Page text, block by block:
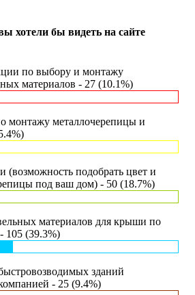
хотели бы видеть на сайте
по выбору и монтажу
материалов - 27 (10.1%)
монтажу металлочерепицы и
(возможность подобрать цвет и
под ваш дом) - 50 (18.7%)
материалов для крыши по
105 (39.3%)
зданий
- 25 (9.4%)